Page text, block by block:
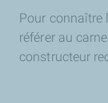
Pour connaître
référer au
constructeur